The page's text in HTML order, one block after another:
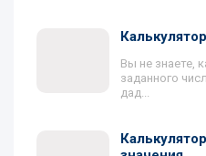
Вы не знаете,
заданного
дад...